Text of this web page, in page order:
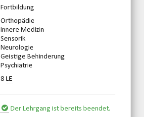
Fortbildung
Orthopädie
Innere Medizin
Sensorik
Neurologie
Geistige Behinderung
Psychiatrie
8LE
Der Lehrgang ist bereits beendet.